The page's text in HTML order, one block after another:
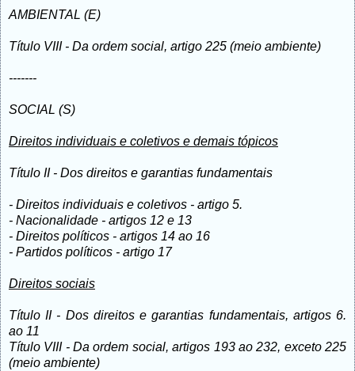
AMBIENTAL (E)
Título VIII - Da ordem social, artigo 225 (meio ambiente)
-------
SOCIAL (S)
Direitos individuais e coletivos e demais tópicos
Título II - Dos direitos e garantias fundamentais
- Direitos individuais e coletivos - artigo 5.
- Nacionalidade - artigos 12 e 13
- Direitos políticos - artigos 14 ao 16
- Partidos políticos - artigo 17
Direitos sociais
Título II - Dos direitos e garantias fundamentais, artigos 6.
ao 11
Título VIII - Da ordem social, artigos 193 ao 232, exceto 225
(meio ambiente)